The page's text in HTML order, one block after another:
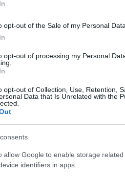
opt-out of the Sale of my Personal Data.
opt-out of processing my Personal
opt-out of Collection, Use, Retention,
Data that Is Unrelated with the
allow Google to enable storage
identifiers in apps.
azonban a webcím
nem kér
megtévesztő módszertől, a
értesíti az ügyfeleket a
címen található.
hasznos tanácsokat az
tajekoztatas/ado-
- közölték.